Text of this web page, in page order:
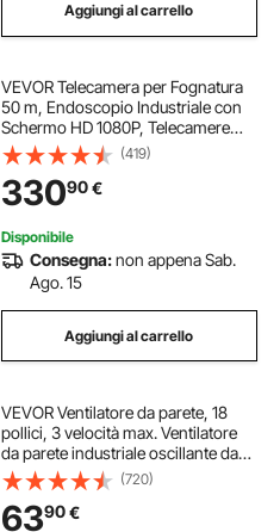
Aggiungi al carrello
VEVOR Telecamera per Fognatura
50 m, Endoscopio Industriale con
Schermo HD 1080P, Telecamere
Idrauliche a Serpente Impermeabili
IP68 con 12 LED e Scheda da 16 GB
per Tubi di Condotta Fognaria
(419)
33090€
Disponibile
Consegna:non appena Sab.
Ago. 15
Aggiungi al carrello
VEVOR Ventilatore da parete, 18
pollici, 3 velocità max. Ventilatore
da parete industriale oscillante da
4.000 CFM, commerciale o
residenziale per magazzino, serra,
officina, patio, cantina, nero,
(720)
6390€